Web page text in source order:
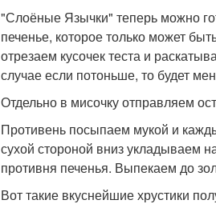
"Слоёные Язычки" теперь можно
печенье, которое только может
отрезаем кусочек теста и
случае если потоньше, то будет
Отдельно в мисочку отправляем
Противень посыпаем мукой и
сухой стороной вниз укладываем
противня печенья. Выпекаем до
Вот такие вкуснейшие хрустики